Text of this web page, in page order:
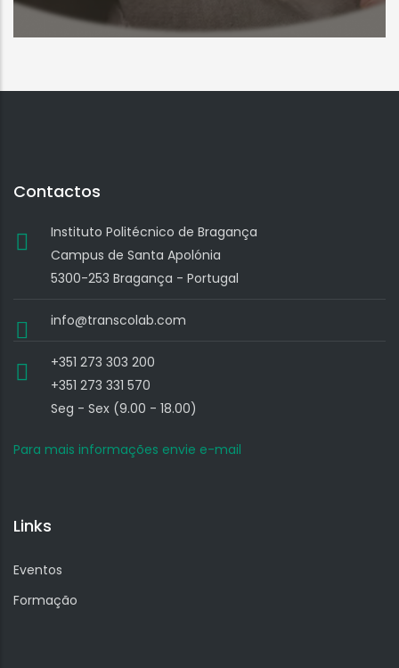
Contactos
Instituto Politécnico de Bragança
Campus de Santa Apolónia
5300-253 Bragança - Portugal
info@transcolab.com
+351 273 303 200
+351 273 331 570
Seg - Sex (9.00 - 18.00)
Para mais informações envie e-mail
Links
Eventos
Formação